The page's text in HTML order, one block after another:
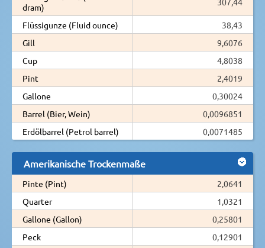
dram)
Flüssigunze (Fluid ounce)
38,43
Gill
9,6076
Cup
4,8038
Pint
2,4019
Gallone
0,30024
Barrel (Bier, Wein)
0,0096851
Erdölbarrel (Petrol barrel)
0,0071485
Amerikanische Trockenmaße
Pinte (Pint)
2,0641
Quarter
1,0321
Gallone (Gallon)
0,25801
Peck
0,12901